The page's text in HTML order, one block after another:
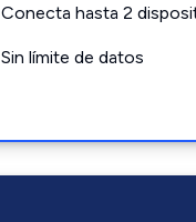
Conecta hasta 2
Sin límite de datos